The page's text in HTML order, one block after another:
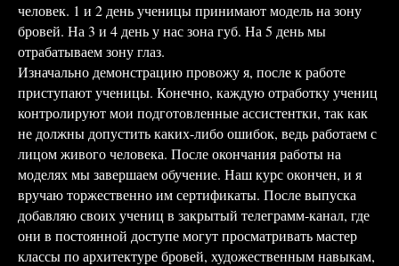
человек. 1 и 2 день ученицы принимают модель на зону
бровей. На 3 и 4 день у нас зона губ. На 5 день мы
отрабатываем зону глаз.
Изначально демонстрацию провожу я, после к работе
приступают ученицы. Конечно, каждую отработку учениц
контролируют мои подготовленные ассистентки, так как
не должны допустить каких-либо ошибок, ведь работаем с
лицом живого человека. После окончания работы на
моделях мы завершаем обучение. Наш курс окончен, и я
вручаю торжественно им сертификаты. После выпуска
добавляю своих учениц в закрытый телеграмм-канал, где
они в постоянной доступе могут просматривать мастер
классы по архитектуре бровей, художественным навыкам,